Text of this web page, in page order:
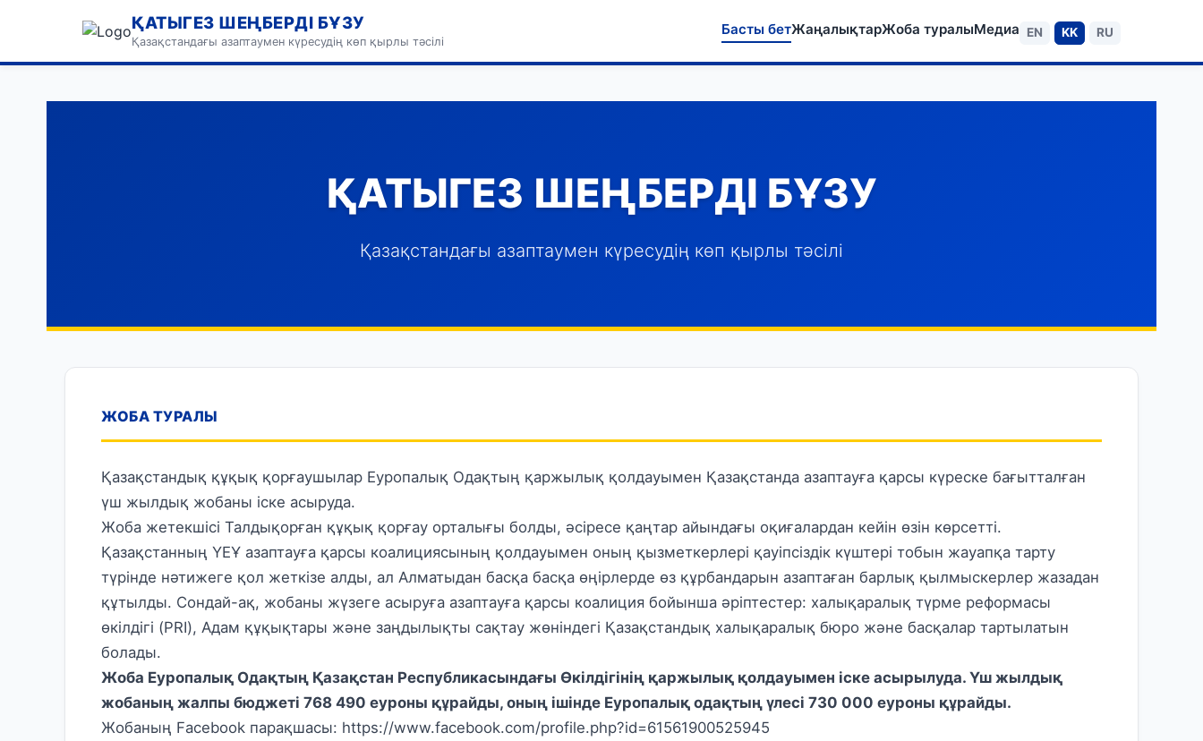
ҚАТЫГЕЗ ШЕҢБЕРДІ БҰЗУ
Қазақстандағы азаптаумен күресудің көп қырлы тәсілі
Басты бетЖаңалықтарЖоба туралыМедиа EN KK RU
ҚАТЫГЕЗ ШЕҢБЕРДІ БҰЗУ
Қазақстандағы азаптаумен күресудің көп қырлы тәсілі
ЖОБА ТУРАЛЫ
Қазақстандық құқық қорғаушылар Еуропалық Одақтың қаржылық қолдауымен Қазақстанда азаптауға қарсы күреске бағытталған
үш жылдық жобаны іске асыруда.
Жоба жетекшісі Талдықорған құқық қорғау орталығы болды, әсіресе қаңтар айындағы оқиғалардан кейін өзін көрсетті.
Қазақстанның ҮЕҰ азаптауға қарсы коалициясының қолдауымен оның қызметкерлері қауіпсіздік күштері тобын жауапқа тарту
түрінде нәтижеге қол жеткізе алды, ал Алматыдан басқа басқа өңірлерде өз құрбандарын азаптаған барлық қылмыскерлер жазадан
құтылды. Сондай-ақ, жобаны жүзеге асыруға азаптауға қарсы коалиция бойынша әріптестер: халықаралық түрме реформасы
өкілдігі (PRI), Адам құқықтары және заңдылықты сақтау жөніндегі Қазақстандық халықаралық бюро және басқалар тартылатын
болады.
Жоба Еуропалық Одақтың Қазақстан Республикасындағы Өкілдігінің қаржылық қолдауымен іске асырылуда. Үш жылдық
жобаның жалпы бюджеті 768 490 еуроны құрайды, оның ішінде Еуропалық одақтың үлесі 730 000 еуроны құрайды.
Жобаның Facebook парақшасы: https://www.facebook.com/profile.php?id=61561900525945